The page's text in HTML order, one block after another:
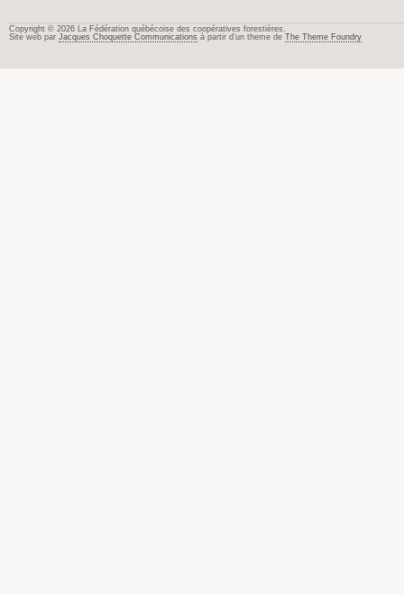
Copyright © 2026 La Fédération québécoise des coopératives forestières.
Site web par Jacques Choquette Communications à partir d’un theme de The Theme Foundry